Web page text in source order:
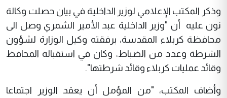
وذكر المكتب الإعلامي لوزير الداخلية في بيان حصلت وكالة
نون عليه أن "وزير الداخلية عبد الأمير الشمري وصل الى
محافظة كربلاء المقدسة، برفقته وكيل الوزارة لشؤون
الشرطة وعدد من الضباط، وكان في استقباله المحافظ
وقائد عمليات كربلاء وقائد شرطتها".
وأضاف المكتب، "من المؤمل أن يعقد الوزير اجتماعا